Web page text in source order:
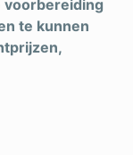
voorbereiding
te kunnen